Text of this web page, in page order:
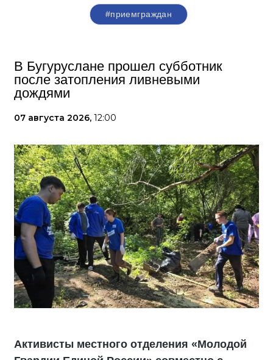
#приемграждан
В Бугуруслане прошел субботник
после затопления ливневыми
дождями
07 августа 2026, 12:00
Активисты местного отделения «Молодой